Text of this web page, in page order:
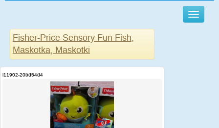
Fisher-Price Sensory Fun Fish,
Maskotka, Maskotki
i11902-20bd54d4